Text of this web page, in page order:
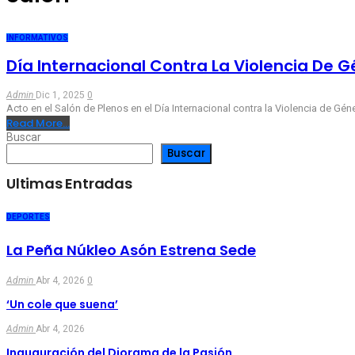
INFORMATIVOS
Día Internacional Contra La Violencia De
Admin Dic 1, 2025 0
Acto en el Salón de Plenos en el Día Internacional contra la Violencia de
Read More...
Buscar
Buscar
Ultimas Entradas
DEPORTES
La Peña Núkleo Asón Estrena Sede
Admin Abr 4, 2026 0
‘Un cole que suena’
Admin Abr 4, 2026